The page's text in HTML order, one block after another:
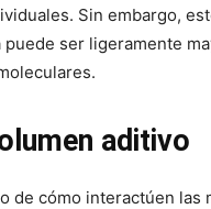
Sin embargo,
ser ligeramente
aditivo
de cómo interactúen las